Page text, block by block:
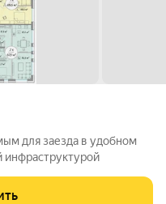
для заезда в удобном
инфраструктурой